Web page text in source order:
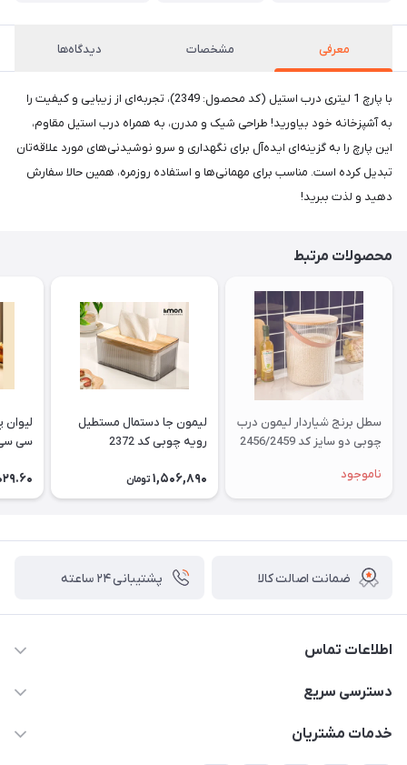
معرفی مشخصات دیدگاه‌ها
با پارچ 1 لیتری درب استیل (کد محصول: 2349)، تجربه‌ای از زیبایی و کیفیت را
به آشپزخانه خود بیاورید! طراحی شیک و مدرن، به همراه درب استیل مقاوم،
این پارچ را به گزینه‌ای ایده‌آل برای نگهداری و سرو نوشیدنی‌های مورد علاقه‌تان
تبدیل کرده است. مناسب برای مهمانی‌ها و استفاده روزمره، همین حالا سفارش
دهید و لذت ببرید!
محصولات مرتبط
سطل برنج شیاردار لیمون درب
چوبی دو سایز کد 2456/2459
ناموجود
لیمون جا دستمال مستطیل
رویه چوبی کد 2372
1,506,890 تومان
سی سی
ضمانت اصالت کالا پشتیبانی ۲۴ ساعته
اطلاعات تماس
02177408855 و شماره واتس آپ 09126894295
دسترسی سریع
حساب کاربری
خدمات مشتریان